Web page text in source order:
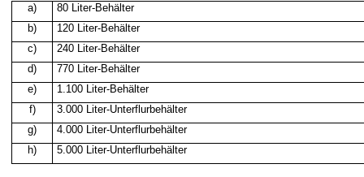
a) 80
Liter-Behälter
b)
120 Liter-Behälter
c)
240
Liter-Behälter
d)
770 Liter-Behälter
e)
1.100 Liter-Behälter
f)
3.000 Liter-Unterflurbehälter
g)
4.000 Liter-Unterflurbehälter
h)
5.000 Liter-Unterflurbehälter